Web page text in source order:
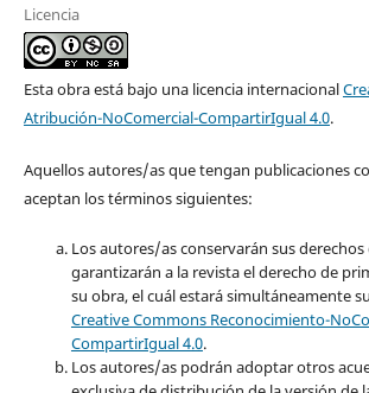
Licencia
Esta obra está bajo una licencia internacional
Atribución-NoComercial-CompartirIgual 4.0.
Aquellos autores/as que tengan publicaciones
aceptan los términos siguientes:
Los autores/as conservarán sus
garantizarán a la revista el derecho de
su obra, el cuál estará simultáneamente
Creative Commons Reconocimiento-
CompartirIgual 4.0.
Los autores/as podrán adoptar otros